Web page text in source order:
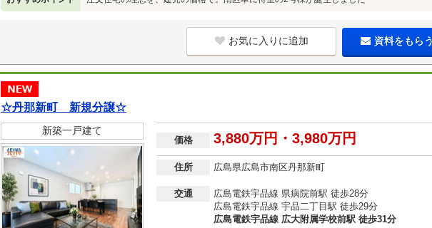
お気に入りに追加 資料をもら
☆丹那新町 新規分譲☆
新築一戸建て
価格 3,880万円・3,980万円
住所 広島県広島市南区丹那新町
交通
広島電鉄宇品線 県病院前駅 徒歩28分
広島電鉄宇品線 宇品二丁目駅 徒歩29分
広島電鉄宇品線 広大附属学校前駅 徒歩31分